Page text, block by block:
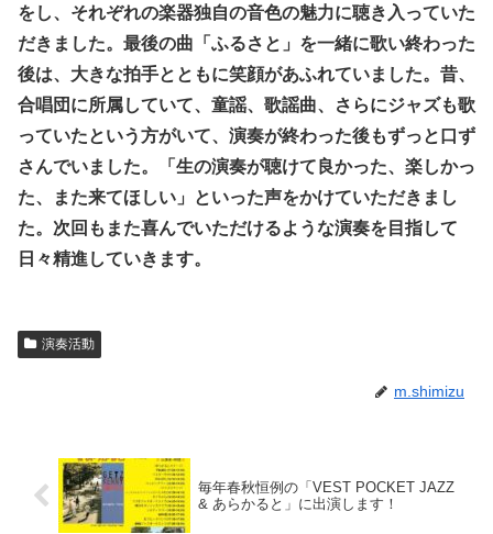
をし、それぞれの楽器独自の音色の魅力に聴き入っていた
だきました。最後の曲「ふるさと」を一緒に歌い終わった
後は、大きな拍手とともに笑顔があふれていました。昔、
合唱団に所属していて、童謡、歌謡曲、さらにジャズも歌
っていたという方がいて、演奏が終わった後もずっと口ず
さんでいました。「生の演奏が聴けて良かった、楽しかっ
た、また来てほしい」といった声をかけていただきまし
た。次回もまた喜んでいただけるような演奏を目指して
日々精進していきます。
演奏活動
m.shimizu
毎年春秋恒例の「VEST POCKET JAZZ
& あらかると」に出演します！